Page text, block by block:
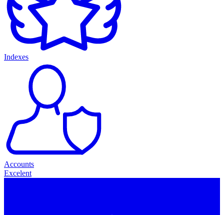
Indexes
Accounts
Excelent